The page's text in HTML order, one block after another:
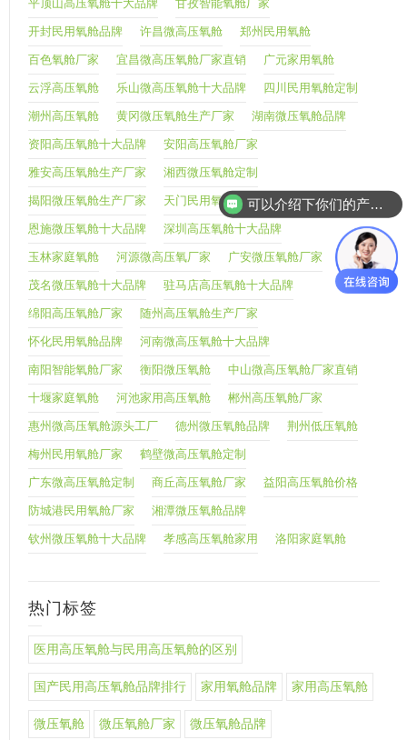
平顶山高压氧舱十大品牌 甘孜智能氧舱厂家
开封民用氧舱品牌 许昌微高压氧舱 郑州民用氧舱
百色氧舱厂家 宜昌微高压氧舱厂家直销 广元家用氧舱
云浮高压氧舱 乐山微高压氧舱十大品牌 四川民用氧舱定制
潮州高压氧舱 黄冈微压氧舱生产厂家 湖南微压氧舱品牌
资阳高压氧舱十大品牌 安阳高压氧舱厂家
雅安高压氧舱生产厂家 湘西微压氧舱定制
揭阳微压氧舱生产厂家 天门民用氧舱定制
恩施微压氧舱十大品牌 深圳高压氧舱十大品牌
玉林家庭氧舱 河源微高压氧厂家 广安微压氧舱厂家
茂名微压氧舱十大品牌 驻马店高压氧舱十大品牌
绵阳高压氧舱厂家 随州高压氧舱生产厂家
怀化民用氧舱品牌 河南微高压氧舱十大品牌
南阳智能氧舱厂家 衡阳微压氧舱 中山微高压氧舱厂家直销
十堰家庭氧舱 河池家用高压氧舱 郴州高压氧舱厂家
惠州微高压氧舱源头工厂 德州微压氧舱品牌 荆州低压氧舱
梅州民用氧舱厂家 鹤壁微高压氧舱定制
广东微高压氧舱定制 商丘高压氧舱厂家 益阳高压氧舱价格
防城港民用氧舱厂家 湘潭微压氧舱品牌
钦州微压氧舱十大品牌 孝感高压氧舱家用 洛阳家庭氧舱
热门标签
医用高压氧舱与民用高压氧舱的区别
国产民用高压氧舱品牌排行 家用氧舱品牌 家用高压氧舱
微压氧舱 微压氧舱厂家 微压氧舱品牌
可以介绍下你们的产品么